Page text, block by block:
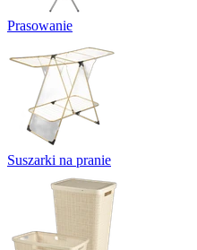
Prasowanie
Suszarki na pranie